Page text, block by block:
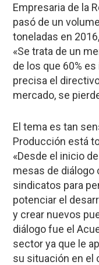
Empresaria de la
pasó de un
toneladas en
«Se trata de un
de los que 60%
precisa el
mercado, se
El tema es tan
Producción está
«Desde el inicio
mesas de diálogo
sindicatos para
potenciar el
y crear nuevos
diálogo fue el
sector ya que le
su situación en el